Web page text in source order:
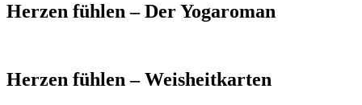
Herzen fühlen – Der Yogaroman
Herzen fühlen – Weisheitkarten